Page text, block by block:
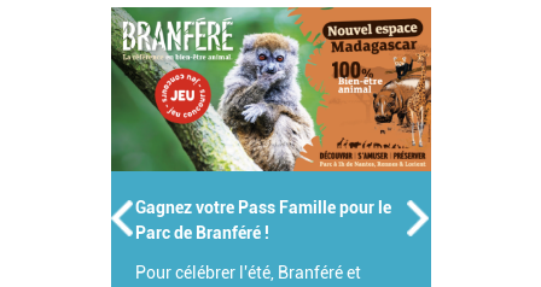
Gagnez votre Pass Famille pour le
Parc de Branféré !
Pour célébrer l'été, Branféré et